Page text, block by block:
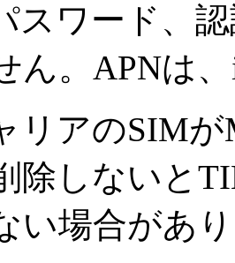
スワード、
ん。APNは
リアのSIM
除しないと
い場合があ